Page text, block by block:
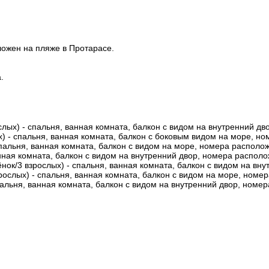
на пляже в Протарасе.
- спальня, ванная комната, балкон с видом на внутренний
- спальня, ванная комната, балкон с боковым видом на море,
ванная комната, балкон с видом на море, номера
комната, балкон с видом на внутренний двор, номера
3 взрослых) - спальня, ванная комната, балкон с видом на
- спальня, ванная комната, балкон с видом на море,
ванная комната, балкон с видом на внутренний двор,